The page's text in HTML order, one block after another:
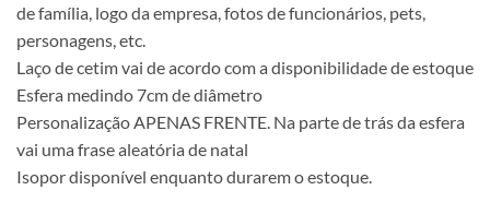
de família, logo da empresa, fotos de funcionários, pets,
personagens, etc.
Laço de cetim vai de acordo com a disponibilidade de estoque
Esfera medindo 7cm de diâmetro
Personalização APENAS FRENTE. Na parte de trás da esfera
vai uma frase aleatória de natal
Isopor disponível enquanto durarem o estoque.